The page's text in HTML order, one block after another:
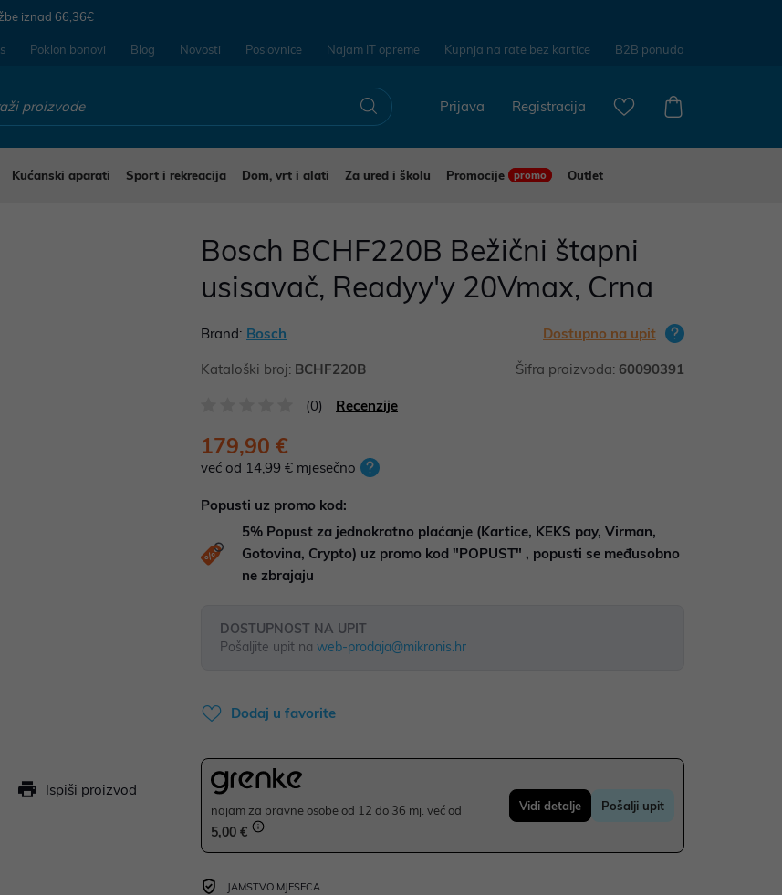
iznad 66,36€
Poklon bonovi Blog Novosti Poslovnice Najam IT opreme Kupnja na rate bez kartice B2B ponuda
Registracija
Prijava
Kućanski aparati Sport i rekreacija Dom, vrt i alati Za ured i školu Promocije promo
Outlet
Ispiši proizvod
Bosch BCHF220B Bežični štapni
usisavač, Readyy'y 20Vmax, Crna
Brand: Bosch Dostupno na upit
Kataloški broj: BCHF220B Šifra proizvoda: 60090391
(0) Recenzije
179,90 €
već od 14,99 € mjesečno
Popusti uz promo kod:
5% Popust za jednokratno plaćanje (Kartice, KEKS pay, Virman,
Gotovina, Crypto) uz promo kod "POPUST" , popusti se međusobno
ne zbrajaju
DOSTUPNOST NA UPIT
Pošaljite upit na web-prodaja@mikronis.hr
Dodaj u favorite
najam za pravne osobe od 12 do 36 mj. već od
5,00 €
Vidi detalje Pošalji upit
JAMSTVO MJESECA